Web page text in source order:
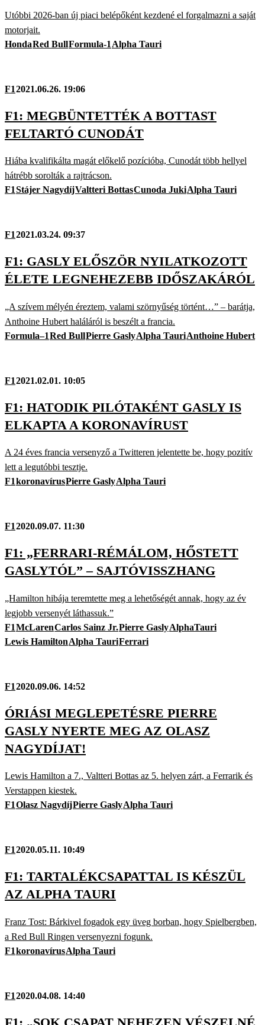
Utóbbi 2026-ban új piaci belépőként kezdené el forgalmazni a saját
motorjait.
HondaRed BullFormula-1 Alpha Tauri
F12021.06.26. 19:06
F1: MEGBÜNTETTÉK A BOTTAST
FELTARTÓ CUNODÁT
Hiába kvalifikálta magát előkelő pozícióba, Cunodát több hellyel
hátrébb sorolták a rajtrácson.
F1Stájer NagydíjValtteri BottasCunoda JukiAlpha Tauri
F12021.03.24. 09:37
F1: GASLY ELŐSZÖR NYILATKOZOTT
ÉLETE LEGNEHEZEBB IDŐSZAKÁRÓL
„A szívem mélyén éreztem, valami szörnyűség történt…” – barátja,
Anthoine Hubert haláláról is beszélt a francia.
Formula–1Red BullPierre GaslyAlpha TauriAnthoine Hubert
F12021.02.01. 10:05
F1: HATODIK PILÓTAKÉNT GASLY IS
ELKAPTA A KORONAVÍRUST
A 24 éves francia versenyző a Twitteren jelentette be, hogy pozitív
lett a legutóbbi tesztje.
F1koronavírusPierre GaslyAlpha Tauri
F12020.09.07. 11:30
F1: „FERRARI-RÉMÁLOM, HŐSTETT
GASLYTÓL” – SAJTÓVISSZHANG
„Hamilton hibája teremtette meg a lehetőségét annak, hogy az év
legjobb versenyét láthassuk.”
F1McLarenCarlos Sainz Jr.Pierre GaslyAlphaTauri
Lewis HamiltonAlpha TauriFerrari
F12020.09.06. 14:52
ÓRIÁSI MEGLEPETÉSRE PIERRE
GASLY NYERTE MEG AZ OLASZ
NAGYDÍJAT!
Lewis Hamilton a 7., Valtteri Bottas az 5. helyen zárt, a Ferrarik és
Verstappen kiestek.
F1Olasz NagydíjPierre GaslyAlpha Tauri
F12020.05.11. 10:49
F1: TARTALÉKCSAPATTAL IS KÉSZÜL
AZ ALPHA TAURI
Franz Tost: Bárkivel fogadok egy üveg borban, hogy Spielbergben,
a Red Bull Ringen versenyezni fogunk.
F1koronavírusAlpha Tauri
F12020.04.08. 14:40